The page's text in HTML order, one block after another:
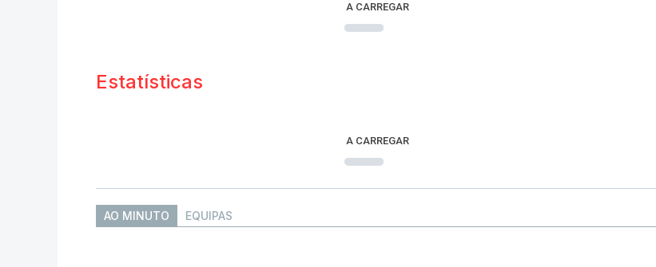
A CARREGAR
Estatísticas
A CARREGAR
AO MINUTO EQUIPAS